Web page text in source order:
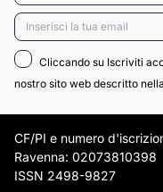
Email*
Cliccando su Iscriviti
nostro sito web descritto nella
CF/PI e numero
Ravenna: 02073810398
ISSN 2498-9827